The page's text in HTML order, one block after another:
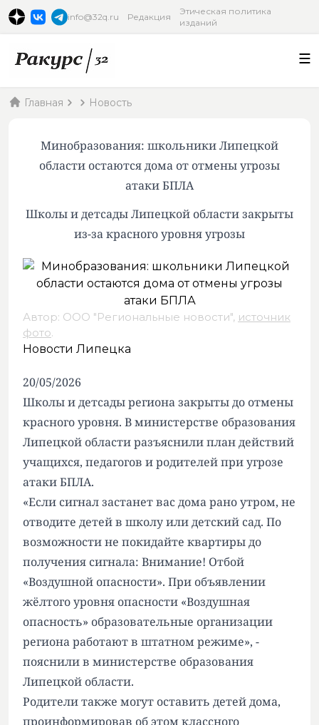
info@32q.ru Редакция
Этическая политика
изданий
Главная Новость
Минобразования: школьники Липецкой
области остаются дома от отмены угрозы
атаки БПЛА
Школы и детсады Липецкой области закрыты
из-за красного уровня угрозы
Автор: ООО "Региональные новости", источник
фото.
Новости Липецка
20/05/2026
Школы и детсады региона закрыты до отмены
красного уровня. В министерстве образования
Липецкой области разъяснили план действий
учащихся, педагогов и родителей при угрозе
атаки БПЛА.
«Если сигнал застанет вас дома рано утром, не
отводите детей в школу или детский сад. По
возможности не покидайте квартиры до
получения сигнала: Внимание! Отбой
«Воздушной опасности». При объявлении
жёлтого уровня опасности «Воздушная
опасность» образовательные организации
региона работают в штатном режиме», -
пояснили в министерстве образования
Липецкой области.
Родители также могут оставить детей дома,
проинформировав об этом классного